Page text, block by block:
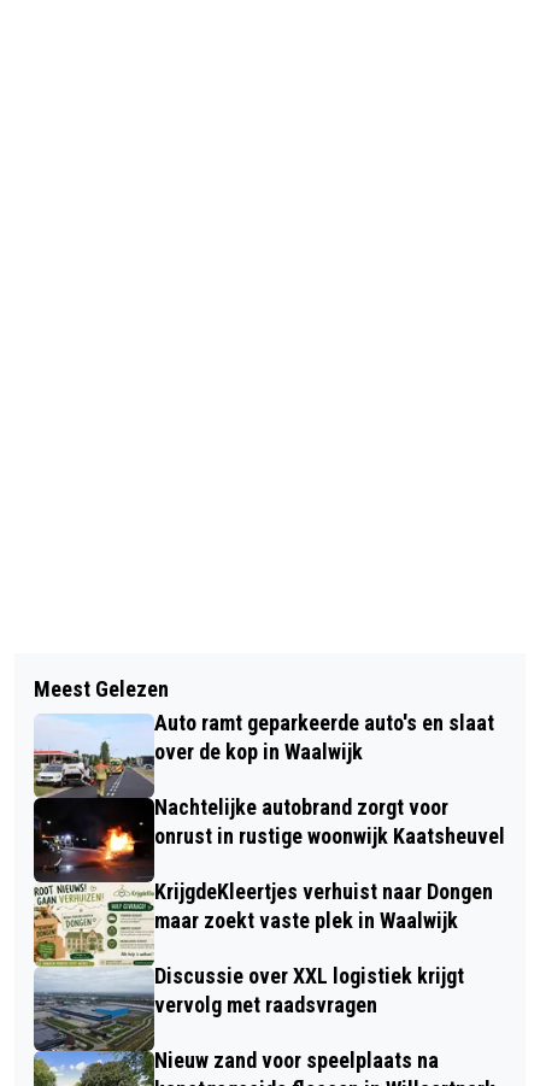
QUAD GESTOLEN IN SPRANG-
CAPELLE, POLITIE ZOEKT GETUIGEN
BRANDWEER BLUST OPNIEUW BRAND
IN SCHUURTJE AAN HEISTRAAT IN
SPRANG-CAPELLE
Meest Gelezen
Auto ramt geparkeerde auto's en slaat
over de kop in Waalwijk
Nachtelijke autobrand zorgt voor
onrust in rustige woonwijk Kaatsheuvel
KrijgdeKleertjes verhuist naar Dongen
maar zoekt vaste plek in Waalwijk
Discussie over XXL logistiek krijgt
vervolg met raadsvragen
Nieuw zand voor speelplaats na